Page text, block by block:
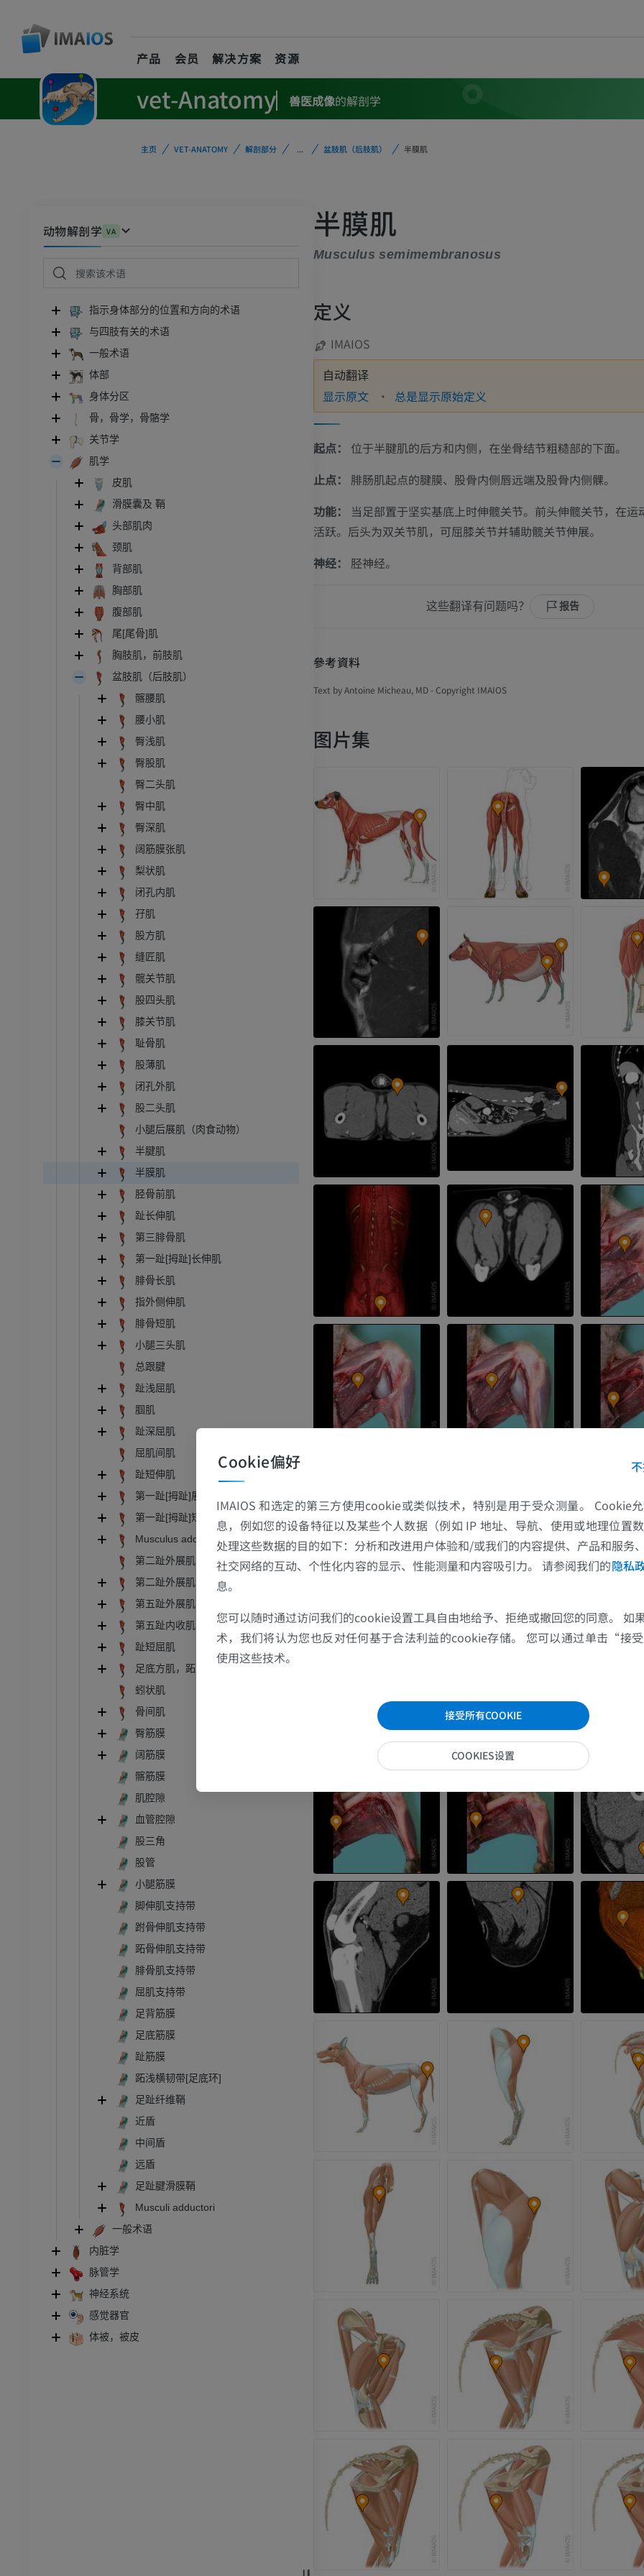
产品 会员 解决方案 资源
vet-Anatomy 兽医成像的解剖学
主页 VET-ANATOMY 解剖部分 ... 盆肢肌（后肢肌） 半膜肌
动物解剖学 VA
指示身体部分的位置和方向的术语
与四肢有关的术语
一般术语
体部
身体分区
骨，骨学，骨骼学
关节学
肌学
皮肌
滑膜囊及 鞘
头部肌肉
颈肌
背部肌
胸部肌
腹部肌
尾[尾骨]肌
胸肢肌，前肢肌
盆肢肌（后肢肌）
髂腰肌
腰小肌
臀浅肌
臀股肌
臀二头肌
臀中肌
臀深肌
阔筋膜张肌
梨状肌
闭孔内肌
孖肌
股方肌
缝匠肌
髋关节肌
股四头肌
膝关节肌
耻骨肌
股薄肌
闭孔外肌
股二头肌
小腿后展肌（肉食动物）
半腱肌
半膜肌
胫骨前肌
趾长伸肌
第三腓骨肌
第一趾[拇趾]长伸肌
腓骨长肌
指外侧伸肌
腓骨短肌
小腿三头肌
总跟腱
趾浅屈肌
腘肌
趾深屈肌
屈肌间肌
趾短伸肌
第一趾[拇趾]展肌
第一趾[拇趾]短屈肌
Musculus adductor digiti I [hallucis]
第二趾外展肌
第二趾外展肌
第五趾外展肌
第五趾内收肌
趾短屈肌
足底方肌，跖方肌[副屈肌]
蚓状肌
骨间肌
臀筋膜
阔筋膜
髂筋膜
肌腔隙
血管腔隙
股三角
股管
小腿筋膜
脚伸肌支持带
跗骨伸肌支持带
跖骨伸肌支持带
腓骨肌支持带
屈肌支持带
足背筋膜
足底筋膜
趾筋膜
跖浅横韧带[足底环]
足趾纤维鞘
近盾
中间盾
远盾
足趾腱滑膜鞘
Musculi adductori
一般术语
内脏学
脉管学
神经系统
感觉器官
体被，被皮
半膜肌
Musculus semimembranosus
定义
IMAIOS
自动翻译
显示原文 总是显示原始定义
起点：
位于半腱肌的后方和内侧，在坐骨结节粗糙部的下面。
止点：
腓肠肌起点的腱膜、股骨内侧唇远端及股骨内侧髁。
功能：
当足部置于坚实基底上时伸髋关节。前头伸髋关节，在运
活跃。后头为双关节肌，可屈膝关节并辅助髋关节伸展。
神经：
胫神经。
这些翻译有问题吗？ 报告
參考資料
Text by Antoine Micheau, MD - Copyright IMAIOS
图片集
牛
牛：一般解剖学
插画
插画
马 - 骨学
马-骨骼学
放射影像学
免費
计算机体层摄影
马 - 肌肉学
插画
优质会员
马-足趾
MRI
优质会员
马 - 趾和蹄
插画
优质会员
优质会员
马-牙齿
插画
老鼠
计算机体层
Cookie偏好
IMAIOS 和选定的第三方使用cookie或类似技术，特别是用于受众测量。 Cookie
息，例如您的设备特征以及某些个人数据（例如 IP 地址、导航、使用或地理位置
处理这些数据的目的如下：分析和改进用户体验和/或我们的内容提供、产品和服务
社交网络的互动、个性化内容的显示、性能测量和内容吸引力。 请参阅我们的隐私
息。
您可以随时通过访问我们的cookie设置工具自由地给予、拒绝或撤回您的同意。 如
术，我们将认为您也反对任何基于合法利益的cookie存储。 您可以通过单击“接
使用这些技术。
接受所有COOKIE
COOKIES设置